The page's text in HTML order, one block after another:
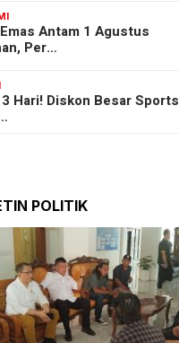
Antam 1 Agustus
Per…
Hari! Diskon Besar Sports
POLITIK